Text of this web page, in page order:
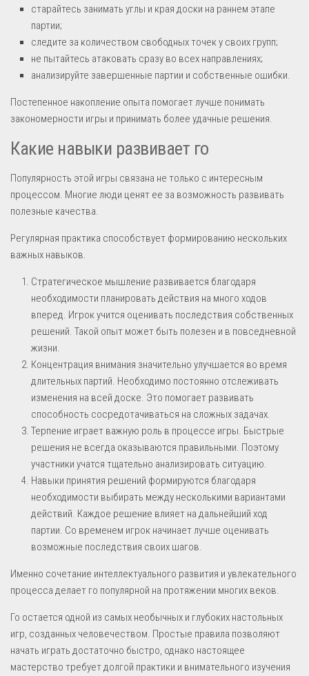
старайтесь занимать углы и края доски на раннем этапе
партии;
следите за количеством свободных точек у своих групп;
не пытайтесь атаковать сразу во всех направлениях;
анализируйте завершенные партии и собственные ошибки.
Постепенное накопление опыта помогает лучше понимать
закономерности игры и принимать более удачные решения.
Какие навыки развивает го
Популярность этой игры связана не только с интересным
процессом. Многие люди ценят ее за возможность развивать
полезные качества.
Регулярная практика способствует формированию нескольких
важных навыков.
Стратегическое мышление развивается благодаря
необходимости планировать действия на много ходов
вперед. Игрок учится оценивать последствия собственных
решений. Такой опыт может быть полезен и в повседневной
жизни.
Концентрация внимания значительно улучшается во время
длительных партий. Необходимо постоянно отслеживать
изменения на всей доске. Это помогает развивать
способность сосредотачиваться на сложных задачах.
Терпение играет важную роль в процессе игры. Быстрые
решения не всегда оказываются правильными. Поэтому
участники учатся тщательно анализировать ситуацию.
Навыки принятия решений формируются благодаря
необходимости выбирать между несколькими вариантами
действий. Каждое решение влияет на дальнейший ход
партии. Со временем игрок начинает лучше оценивать
возможные последствия своих шагов.
Именно сочетание интеллектуального развития и увлекательного
процесса делает го популярной на протяжении многих веков.
Го остается одной из самых необычных и глубоких настольных
игр, созданных человечеством. Простые правила позволяют
начать играть достаточно быстро, однако настоящее
мастерство требует долгой практики и внимательного изучения